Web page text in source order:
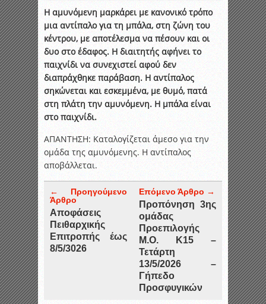
Η αμυνόμενη μαρκάρει με κανονικό τρόπο
μια αντίπαλο για τη μπάλα, στη ζώνη του
κέντρου, με αποτέλεσμα να πέσουν και οι
δυο στο έδαφος. Η διαιτητής αφήνει το
παιχνίδι να συνεχιστεί αφού δεν
διαπράχθηκε παράβαση. Η αντίπαλος
σηκώνεται και εσκεμμένα, με θυμό, πατά
στη πλάτη την αμυνόμενη. Η μπάλα είναι
στο παιχνίδι.
ΑΠΑΝΤΗΣΗ: Καταλογίζεται άμεσο για την
ομάδα της αμυνόμενης. Η αντίπαλος
αποβάλλεται.
← Προηγούμενο
Άρθρο
Αποφάσεις
Πειθαρχικής
Επιτροπής έως
8/5/3026
Επόμενο Άρθρο →
Προπόνηση 3ης
ομάδας
Προεπιλογής
Μ.Ο. Κ15 –
Τετάρτη
13/5/2026 –
Γήπεδο
Προσφυγικών